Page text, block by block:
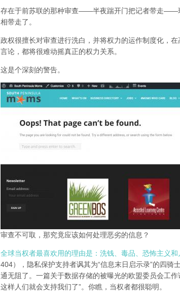
存在于前苏联的那种审查——半夜踹开门把记者带走——
相带走了。
政权很擅长对审查进行洗白，并将权力的运作制度化，
言论，都将很难动摇真正的权力关系。
这是个深刻的警告。
审查不可取，那究竟应该如何处理恶劣的信息？
全球当权者最喜欢用的理由是：洗钱、毒品、恐怖主义和
404），隐私保护支持者讽其为“信息末日启示录”的四
通无阻了。一篇关于数据存储的被曝光的欧盟委员会工
这样人们就会支持我们了”。你瞧，当权者都很聪明。